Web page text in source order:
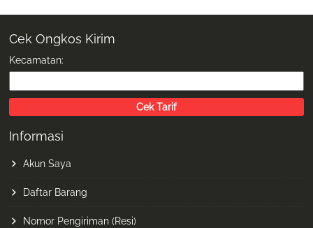
Cek Ongkos Kirim
Kecamatan:
Informasi
Akun Saya
Daftar Barang
Nomor Pengiriman (Resi)